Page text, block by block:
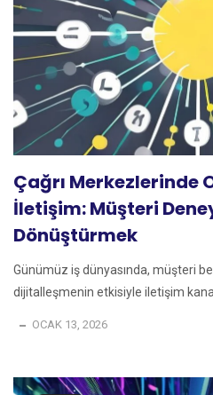
Çağrı Merkezlerinde
İletişim: Müşteri
Dönüştürmek
Günümüz iş dünyasında, müşteri
dijitalleşmenin etkisiyle iletişim
OCAK 13, 2026